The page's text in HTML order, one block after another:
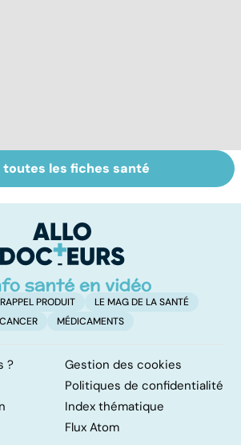
Inflammation des
amygdales : que
d'angine ?
toutes les fiches santé
RAPPEL PRODUIT
LE MAG DE LA SANTÉ
CANCER
MÉDICAMENTS
?
Gestion des cookies
Politiques de confidentialité
Index thématique
Flux Atom